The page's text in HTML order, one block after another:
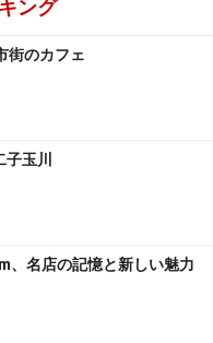
ング
街のカフェ
玉川
名店の記憶と新しい魅力